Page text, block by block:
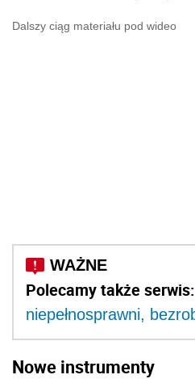
Dalszy ciąg materiału pod wideo
Polecamy także serwis:
niepełnosprawni,
Nowe instrumenty